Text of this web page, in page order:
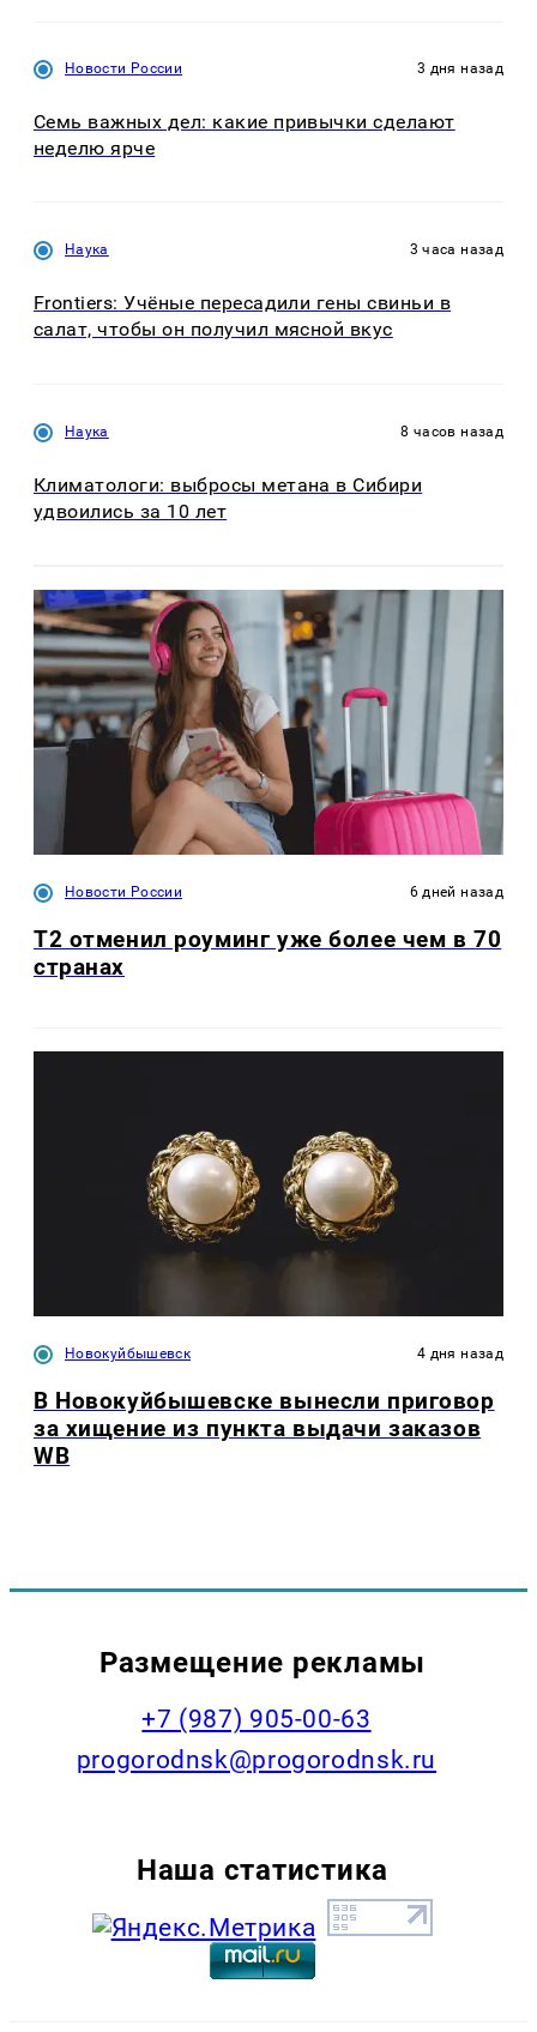
Новости России 3 дня назад
Семь важных дел: какие привычки сделают
неделю ярче
Наука 3 часа назад
Frontiers: Учёные пересадили гены свиньи в
салат, чтобы он получил мясной вкус
Наука 8 часов назад
Климатологи: выбросы метана в Сибири
удвоились за 10 лет
Новости России 6 дней назад
Т2 отменил роуминг уже более чем в 70
странах
Новокуйбышевск 4 дня назад
В Новокуйбышевске вынесли приговор
за хищение из пункта выдачи заказов
WB
Размещение рекламы
+7 (987) 905-00-63
progorodnsk@progorodnsk.ru
Наша статистика